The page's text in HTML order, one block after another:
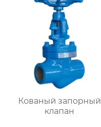
Кованый запорный
клапан